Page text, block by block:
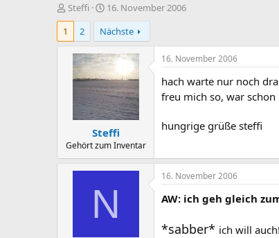
T
h
m
e
r
Steffi
B
e
g
i
n
d
a
t
u
m
16. November 2006
1
2 Nächste
Steffi
Gehört zum Inventar
16. November 2006
hach warte nur noch
freu mich so, war
hungrige grüße steffi
N
16. November 2006
AW: ich geh gleich
*sabber* ich will